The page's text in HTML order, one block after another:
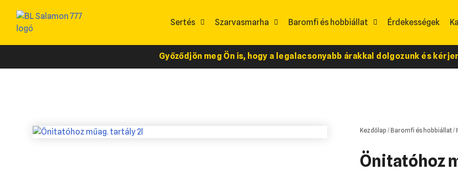
Sertés Szarvasmarha Baromfi és hobbiállat Érdekességek
Győződjön meg Ön is, hogy a legalacsonyabb árakkal dolgozunk és
Kezdőlap /Baromfi és hobbiállat/
Önitatóhoz